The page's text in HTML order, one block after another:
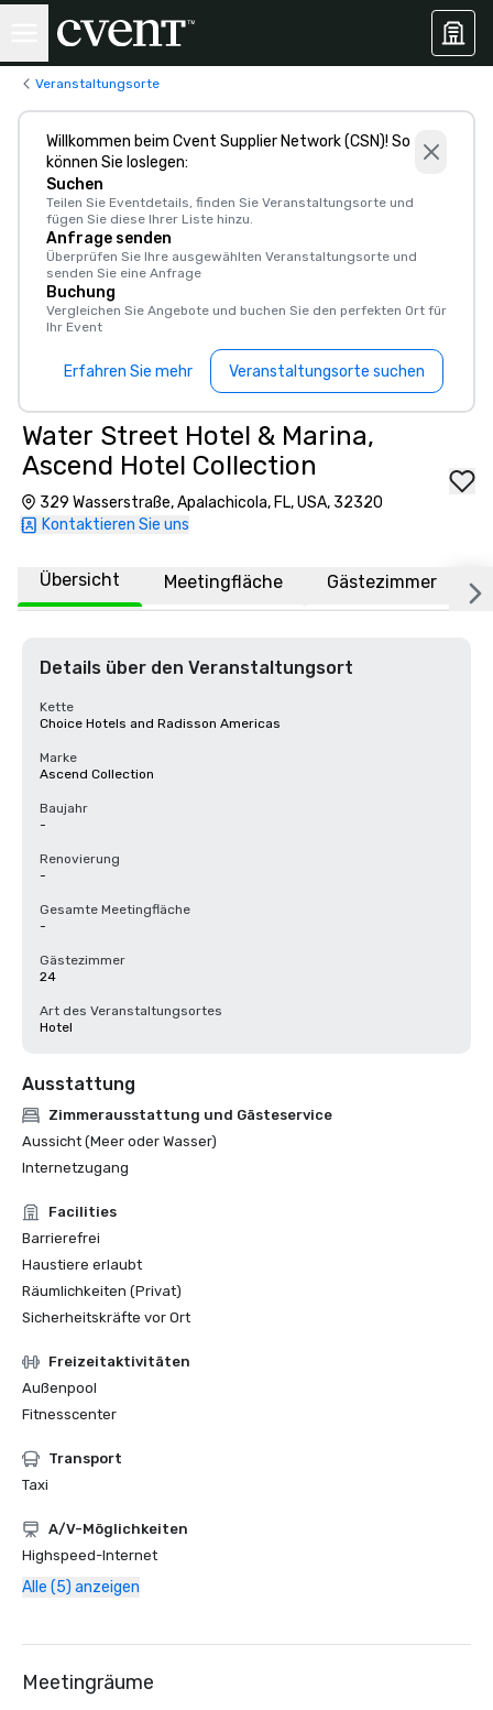
Veranstaltungsorte
Willkommen beim Cvent Supplier Network (CSN)! So
können Sie loslegen:
Suchen
Teilen Sie Eventdetails, finden Sie Veranstaltungsorte und
fügen Sie diese Ihrer Liste hinzu.
Anfrage senden
Überprüfen Sie Ihre ausgewählten Veranstaltungsorte und
senden Sie eine Anfrage
Buchung
Vergleichen Sie Angebote und buchen Sie den perfekten Ort für
Ihr Event
Erfahren Sie mehr Veranstaltungsorte suchen
Water Street Hotel & Marina,
Ascend Hotel Collection
329 Wasserstraße, Apalachicola, FL, USA, 32320
Kontaktieren Sie uns
Übersicht Meetingfläche Gästezimmer
Details über den Veranstaltungsort
Kette
Choice Hotels and Radisson Americas
Marke
Ascend Collection
Baujahr
-
Renovierung
-
Gesamte Meetingfläche
-
Gästezimmer
24
Art des Veranstaltungsortes
Hotel
Ausstattung
Zimmerausstattung und Gästeservice
Aussicht (Meer oder Wasser)
Internetzugang
Facilities
Barrierefrei
Haustiere erlaubt
Räumlichkeiten (Privat)
Sicherheitskräfte vor Ort
Freizeitaktivitäten
Außenpool
Fitnesscenter
Transport
Taxi
A/V-Möglichkeiten
Highspeed-Internet
Alle (5) anzeigen
Meetingräume